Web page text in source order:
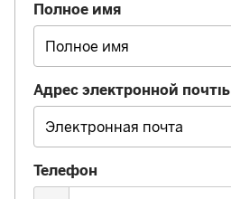
Полное имя
Адрес электронной почты
Телефон